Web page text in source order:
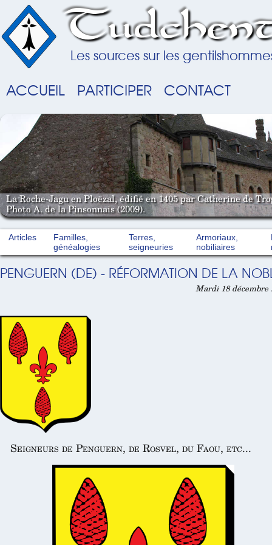
Les sources sur les
ACCUEIL PARTICIPER CONTACT
La Roche-Jagu en Ploëzal, édifié en 1405 par Catherine de
Photo A. de la Pinsonnais (2009).
Articles
Familles,
généalogies
Terres,
seigneuries
Armoriaux,
nobiliaires
PENGUERN (DE) - RÉFORMATION DE LA
Mardi 18
Seigneurs de Penguern, de Rosvel, du Faou, etc...